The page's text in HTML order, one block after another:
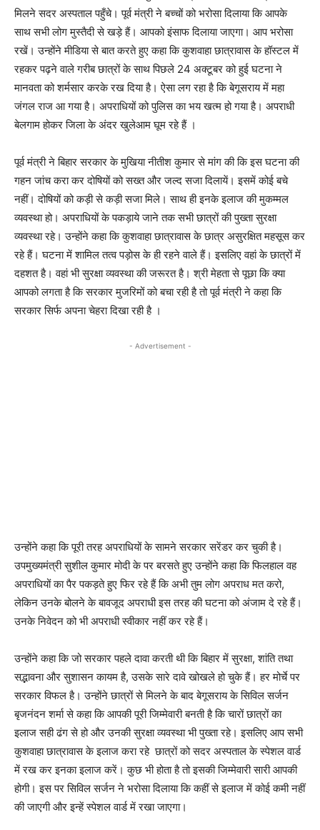
मिलने सदर अस्पताल पहुँचे। पूर्व मंत्री ने बच्चों को भरोसा दिलाया कि आपके
साथ सभी लोग मुस्तैदी से खड़े हैं। आपको इंसाफ दिलाया जाएगा। आप भरोसा
रखें। उन्होंने मीडिया से बात करते हुए कहा कि कुशवाहा छात्रावास के हॉस्टल में
रहकर पढ़ने वाले गरीब छात्रों के साथ पिछले 24 अक्टूबर को हुई घटना ने
मानवता को शर्मसार करके रख दिया है। ऐसा लग रहा है कि बेगूसराय में महा
जंगल राज आ गया है। अपराधियों को पुलिस का भय खत्म हो गया है। अपराधी
बेलगाम होकर जिला के अंदर खुलेआम घूम रहे हैं ।
पूर्व मंत्री ने बिहार सरकार के मुखिया नीतीश कुमार से मांग की कि इस घटना की
गहन जांच करा कर दोषियों को सख्त और जल्द सजा दिलायें। इसमें कोई बचे
नहीं। दोषियों को कड़ी से कड़ी सजा मिले। साथ ही इनके इलाज की मुकम्मल
व्यवस्था हो। अपराधियों के पकड़ाये जाने तक सभी छात्रों की पुख्ता सुरक्षा
व्यवस्था रहे। उन्होंने कहा कि कुशवाहा छात्रावास के छात्र असुरक्षित महसूस कर
रहे हैं। घटना में शामिल तत्व पड़ोस के ही रहने वाले हैं। इसलिए वहां के छात्रों में
दहशत है। वहां भी सुरक्षा व्यवस्था की जरूरत है। श्री मेहता से पूछा कि क्या
आपको लगता है कि सरकार मुजरिमों को बचा रही है तो पूर्व मंत्री ने कहा कि
सरकार सिर्फ अपना चेहरा दिखा रही है ।
- Advertisement -
उन्होंने कहा कि पूरी तरह अपराधियों के सामने सरकार सरेंडर कर चुकी है।
उपमुख्यमंत्री सुशील कुमार मोदी के पर बरसते हुए उन्होंने कहा कि फिलहाल वह
अपराधियों का पैर पकड़ते हुए फिर रहे हैं कि अभी तुम लोग अपराध मत करो,
लेकिन उनके बोलने के बावजूद अपराधी इस तरह की घटना को अंजाम दे रहे हैं।
उनके निवेदन को भी अपराधी स्वीकार नहीं कर रहे हैं।
उन्होंने कहा कि जो सरकार पहले दावा करती थी कि बिहार में सुरक्षा, शांति तथा
सद्भावना और सुशासन कायम है, उसके सारे दावे खोखले हो चुके हैं। हर मोर्चे पर
सरकार विफल है। उन्होंने छात्रों से मिलने के बाद बेगूसराय के सिविल सर्जन
बृजनंदन शर्मा से कहा कि आपकी पूरी जिम्मेवारी बनती है कि चारों छात्रों का
इलाज सही ढंग से हो और उनकी सुरक्षा व्यवस्था भी पुख्ता रहे। इसलिए आप सभी
कुशवाहा छात्रावास के इलाज करा रहे छात्रों को सदर अस्पताल के स्पेशल वार्ड
में रख कर इनका इलाज करें। कुछ भी होता है तो इसकी जिम्मेवारी सारी आपकी
होगी। इस पर सिविल सर्जन ने भरोसा दिलाया कि कहीं से इलाज में कोई कमी नहीं
की जाएगी और इन्हें स्पेशल वार्ड में रखा जाएगा।